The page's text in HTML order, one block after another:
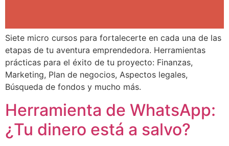
Siete micro cursos para fortalecerte en cada una de las
etapas de tu aventura emprendedora. Herramientas
prácticas para el éxito de tu proyecto: Finanzas,
Marketing, Plan de negocios, Aspectos legales,
Búsqueda de fondos y mucho más.
Herramienta de WhatsApp:
¿Tu dinero está a salvo?